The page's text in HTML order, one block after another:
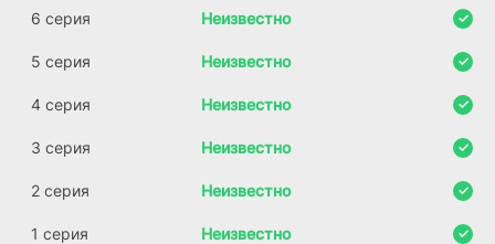
6 серия Неизвестно
5 серия Неизвестно
4 серия Неизвестно
3 серия Неизвестно
2 серия Неизвестно
1 серия Неизвестно